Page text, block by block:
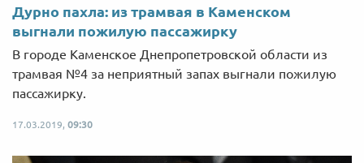
Дурно пахла: из трамвая в Каменском
выгнали пожилую пассажирку
В городе Каменское Днепропетровской области из
трамвая №4 за неприятный запах выгнали пожилую
пассажирку.
17.03.2019, 09:30